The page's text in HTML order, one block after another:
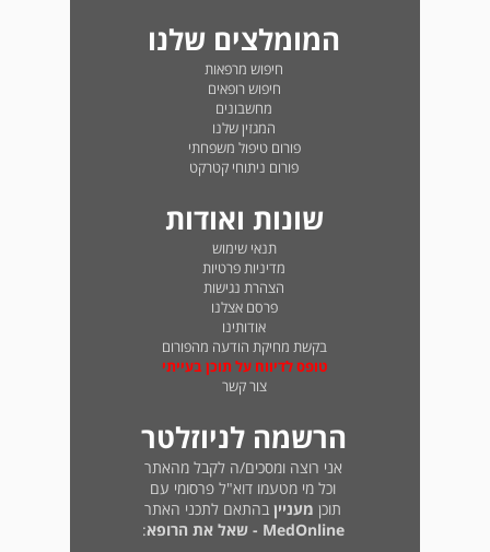
המומלצים שלנו
חיפוש מרפאות
חיפוש רופאים
מחשבונים
המגזין שלנו
פורום טיפול משפחתי
פורום ניתוחי קטרקט
שונות ואודות
תנאי שימוש
מדיניות פרטיות
הצהרת נגישות
פרסם אצלנו
אודותינו
בקשת מחיקת הודעה מהפורום
טופס לדיווח על תוכן בעייתי
צור קשר
הרשמה לניוזלטר
אני רוצה ומסכים/ה לקבל מהאתר
וכל מי מטעמו דוא"ל פרסומי עם
תוכן מעניין בהתאם לתכני האתר
MedOnline - שאל את הרופא
: